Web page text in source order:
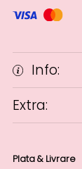
Info:
Extra:
Plata & Livrare